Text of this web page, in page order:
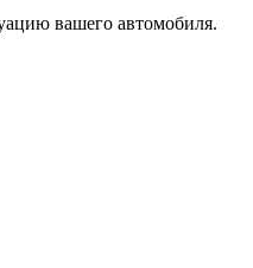
вашего автомобиля.